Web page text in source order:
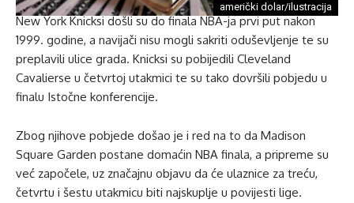
američki dolar/ilustracija
New York Knicksi došli su do finala NBA-ja prvi put nakon
1999. godine, a navijači nisu mogli sakriti oduševljenje te su
preplavili ulice grada. Knicksi su pobijedili Cleveland
Cavalierse u četvrtoj utakmici te su tako dovršili pobjedu u
finalu Istočne konferencije.
Zbog njihove pobjede došao je i red na to da Madison
Square Garden postane domaćin NBA finala, a pripreme su
već započele, uz značajnu objavu da će ulaznice za treću,
četvrtu i šestu utakmicu biti najskuplje u povijesti lige.